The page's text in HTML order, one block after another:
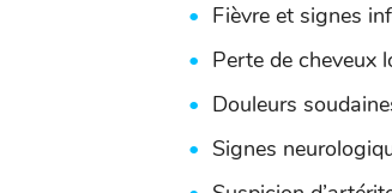
Fièvre et signes
Perte de cheveux
Douleurs
Signes